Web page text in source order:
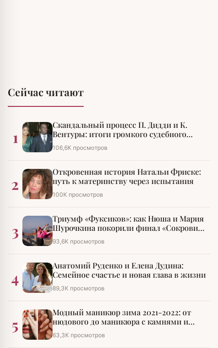
Сейчас читают
1
Скандальный процесс П. Дидди и К.
Вентуры: итоги громкого судебного
разбирательства
106,6К просмотров
2
Откровенная история Натальи Фриске:
путь к материнству через испытания
100К просмотров
3
Триумф «Фуксиков»: как Нюша и Мария
Шурочкина покорили финал «Сокровищ
императора»
93,6К просмотров
4
Анатомий Руденко и Елена Дудина:
Семейное счастье и новая глава в жизни
89,3К просмотров
5
Модный маникюр зима 2021-2022: от
нюдового до маникюра с камнями и
стразами
63,3К просмотров